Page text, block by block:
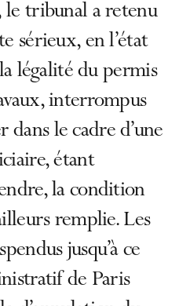
tribunal a retenu
sérieux, en l’état
légalité du permis
interrompus
le cadre d’une
étant
la condition
remplie. Les
jusqu’à ce
de Paris